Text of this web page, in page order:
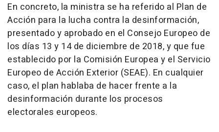
En concreto, la ministra se ha referido al Plan de
Acción para la lucha contra la desinformación,
presentado y aprobado en el Consejo Europeo de
los días 13 y 14 de diciembre de 2018, y que fue
establecido por la Comisión Europea y el Servicio
Europeo de Acción Exterior (SEAE). En cualquier
caso, el plan hablaba de hacer frente a la
desinformación durante los procesos
electorales europeos.